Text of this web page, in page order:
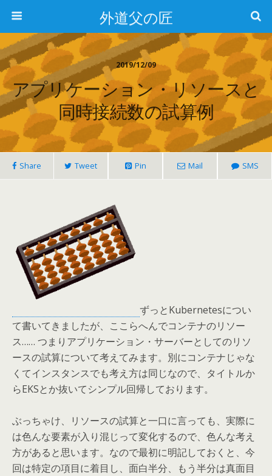
外道父の匠
2019/12/09
アプリケーション・リソースと
同時接続数の試算例
Share Tweet Pin Mail SMS
ずっとKubernetesについ
て書いてきましたが、ここらへんでコンテナのリソー
ス…… つまりアプリケーション・サーバーとしてのリソ
ースの試算について考えてみます。別にコンテナじゃな
くてインスタンスでも考え方は同じなので、タイトルか
らEKSとか抜いてシンプル回帰しております。
ぶっちゃけ、リソースの試算と一口に言っても、実際に
は色んな要素が入り混じって変化するので、色んな考え
方があると思います。なので最初に明記しておくと、今
回は特定の項目に着目し、面白半分、もう半分は真面目